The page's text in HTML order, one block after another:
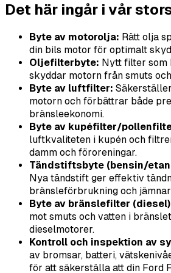
Det här ingår i vår
Byte av motorolja: Rätt olja
din bils motor för optimalt
Oljefilterbyte: Nytt filter som
skyddar motorn från smuts
Byte av luftfilter:
motorn och förbättrar både
bränsleekonomi.
Byte av kupéfilter/
luftkvaliteten i kupén och
damm och föroreningar.
Tändstiftsbyte (bensin/
Nya tändstift ger effektiv
bränsleförbrukning och
Byte av bränslefilter
mot smuts och vatten i
dieselmotorer.
Kontroll och inspektion av
av bromsar, batteri,
för att säkerställa att din Ford